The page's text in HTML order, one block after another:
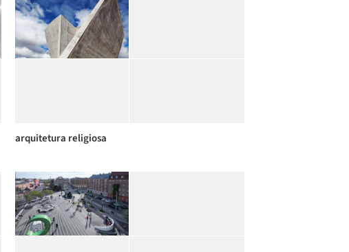
arquitetura religiosa